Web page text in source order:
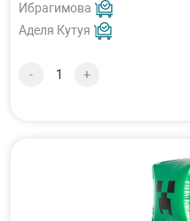
Ибрагимова
Аделя Кутуя
- +